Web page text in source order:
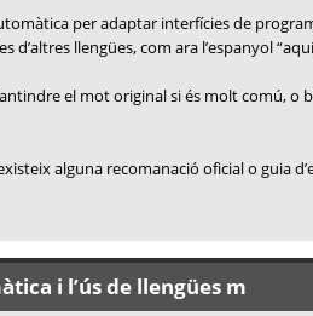
per adaptar interfícies de
llengües, com ara l’espanyol
el mot original si és molt comú,
alguna recomanació oficial o guia
i l’ús de llengües m